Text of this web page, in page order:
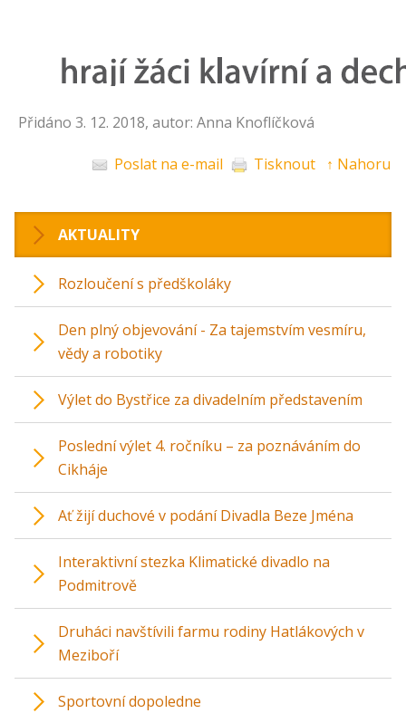
Přidáno 3. 12. 2018, autor: Anna Knoflíčková
Poslat na e-mail Tisknout ↑ Nahoru
AKTUALITY
Rozloučení s předškoláky
Den plný objevování - Za tajemstvím vesmíru,
vědy a robotiky
Výlet do Bystřice za divadelním představením
Poslední výlet 4. ročníku – za poznáváním do
Cikháje
Ať žijí duchové v podání Divadla Beze Jména
Interaktivní stezka Klimatické divadlo na
Podmitrově
Druháci navštívili farmu rodiny Hatlákových v
Meziboří
Sportovní dopoledne